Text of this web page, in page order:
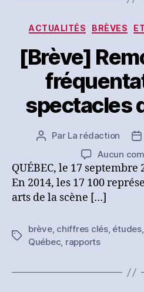
ACTUALITÉS BRÈVES
[Brève]
spectacles
Auteur
l’article
Par La rédaction
Aucun
QUÉBEC, le 17 septembre
En 2014, les 17 100
arts de la scène […]
Étiquettes
brève, chiffres clés, études,
Québec, rapports